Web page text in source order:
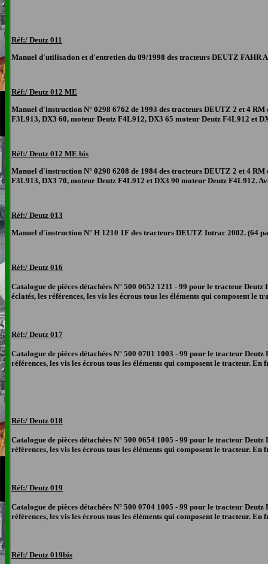
Réf:/ Deutz 011
Manuel d'utilisation et d'entretien du 09/1998 des tracteurs DEUTZ FAHR
Réf:/ Deutz 012 ME
Manuel d'instruction N° 0298 6762 de 1993 des tracteurs DEUTZ 2 et 4 RM
F3L913, DX3 60, moteur Deutz F4L912, DX3 65 moteur Deutz F4L912 et
Réf:/ Deutz 012 ME bis
Manuel d'instruction N° 0298 6208 de 1984 des tracteurs DEUTZ 2 et 4 RM
F3L913, DX3 70, moteur Deutz F4L912 et DX3 90 moteur Deutz F4L912.
Réf:/ Deutz 013
Manuel d'instruction N° H 1210 1F des tracteurs DEUTZ Intrac 2002. (64
Réf:/ Deutz 016
Catalogue de pièces détachées N° 500 0652 1211 - 99 pour le tracteur
éclatés, les références, les vis les écrous tous les éléments qui composent
Réf:/ Deutz 017
Catalogue de pièces détachées N° 500 0701 1003 - 99 pour le tracteur
références, les vis les écrous tous les éléments qui composent le tracteur.
Réf:/ Deutz 018
Catalogue de pièces détachées N° 500 0654 1005 - 99 pour le tracteur
références, les vis les écrous tous les éléments qui composent le tracteur.
Réf:/ Deutz 019
Catalogue de pièces détachées N° 500 0704 1005 - 99 pour le tracteur
références, les vis les écrous tous les éléments qui composent le tracteur.
Réf:/ Deutz 019bis